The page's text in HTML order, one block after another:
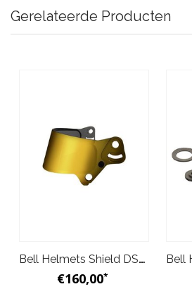
Gerelateerde Producten
Bell Helmets Shield DSAF HP7 (SE07)
€160,00*